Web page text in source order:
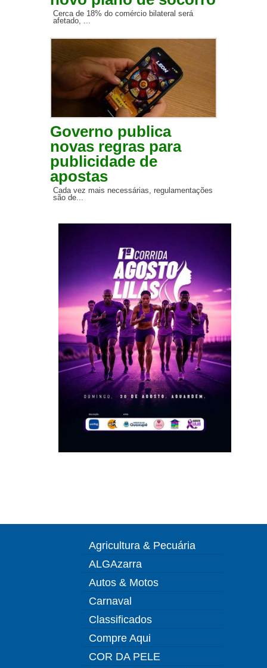
Cerca de 18% do comércio bilateral será
afetado, ...
Governo publica
novas regras para
publicidade de
apostas
Cada vez mais necessárias, regulamentações
são de...
Agricultura & Pecuária
ALGAzarra
Autos & Motos
Carnaval
Classificados
Compre Aqui
COR DA PELE